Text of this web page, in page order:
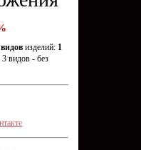
изделий: 1
видов - без